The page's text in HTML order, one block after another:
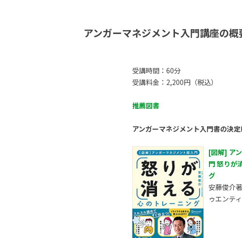
アンガーマネジメント入門講座の概
受講時間：60分
受講料金：2,200円（税込）
推薦図書
アンガーマネジメント入門書の決
[図解] ア
門 怒りが
グ
安藤俊介
ゥエンティ